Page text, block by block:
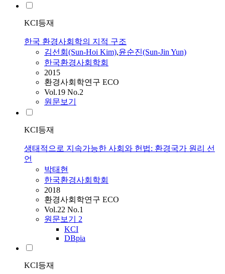
KCI등재
한국 환경사회학의 지적 구조
김선회(Sun-Hoi Kim),윤순진(Sun-Jin Yun)
한국환경사회학회
2015
환경사회학연구 ECO
Vol.19 No.2
원문보기
KCI등재
생태적으로 지속가능한 사회와 헌법: 환경국가 원리 선
언
박태현
한국환경사회학회
2018
환경사회학연구 ECO
Vol.22 No.1
원문보기 2
KCI
DBpia
KCI등재